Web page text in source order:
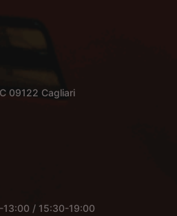
09122 Cagliari
13:00 / 15:30-19:00